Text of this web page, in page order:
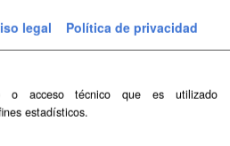
legal Política de privacidad
o acceso técnico que es utilizado
estadísticos.